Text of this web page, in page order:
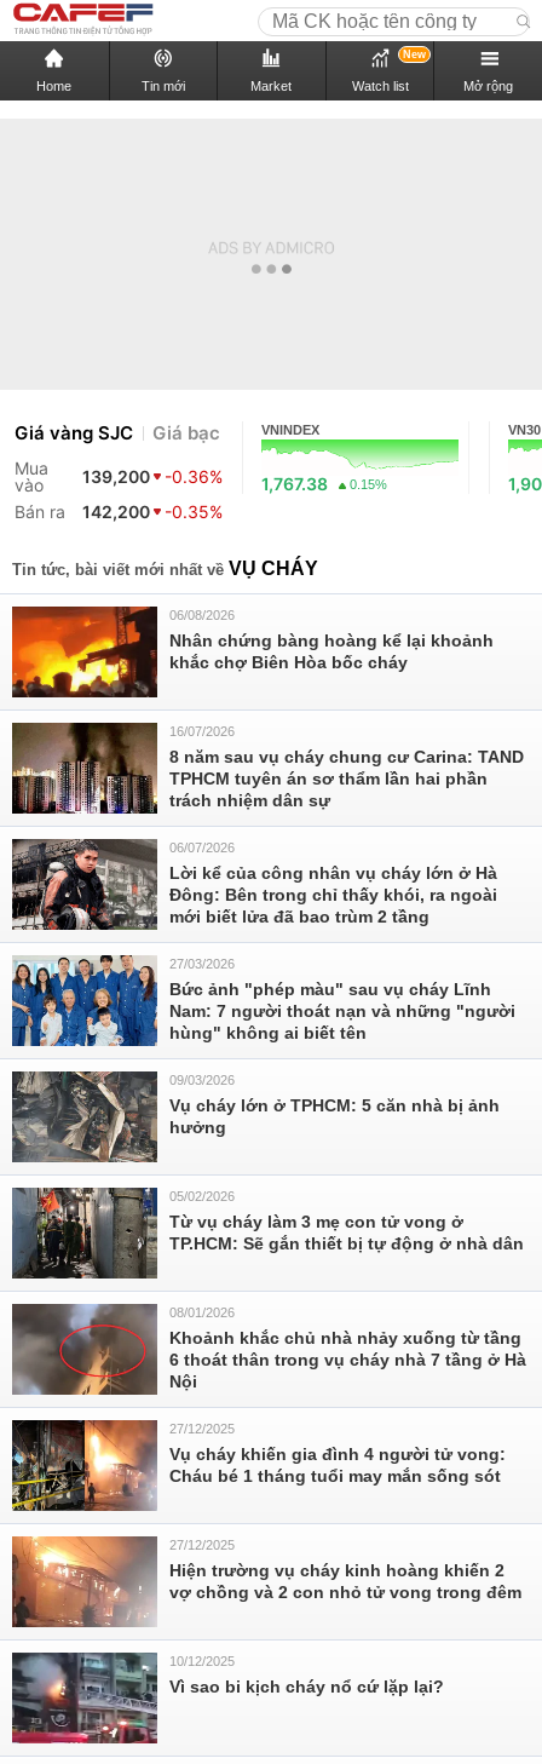
Home Tin mới Market Watch list
New
Mở rộng
Giá vàng SJC Giá bạc
Mua
vào
139,200
-0.36%
Bán ra
142,200 -0.35%
VNINDEX
1,767.38 0.15%
VN30
Tin tức, bài viết mới nhất về VỤ CHÁY
06/08/2026
Nhân chứng bàng hoàng kể lại khoảnh
khắc chợ Biên Hòa bốc cháy
16/07/2026
8 năm sau vụ cháy chung cư Carina: TAND
TPHCM tuyên án sơ thẩm lần hai phần
trách nhiệm dân sự
06/07/2026
Lời kể của công nhân vụ cháy lớn ở Hà
Đông: Bên trong chỉ thấy khói, ra ngoài
mới biết lửa đã bao trùm 2 tầng
27/03/2026
Bức ảnh "phép màu" sau vụ cháy Lĩnh
Nam: 7 người thoát nạn và những "người
hùng" không ai biết tên
09/03/2026
Vụ cháy lớn ở TPHCM: 5 căn nhà bị ảnh
hưởng
05/02/2026
Từ vụ cháy làm 3 mẹ con tử vong ở
TP.HCM: Sẽ gắn thiết bị tự động ở nhà dân
08/01/2026
Khoảnh khắc chủ nhà nhảy xuống từ tầng
6 thoát thân trong vụ cháy nhà 7 tầng ở Hà
Nội
27/12/2025
Vụ cháy khiến gia đình 4 người tử vong:
Cháu bé 1 tháng tuổi may mắn sống sót
27/12/2025
Hiện trường vụ cháy kinh hoàng khiến 2
vợ chồng và 2 con nhỏ tử vong trong đêm
10/12/2025
Vì sao bi kịch cháy nổ cứ lặp lại?